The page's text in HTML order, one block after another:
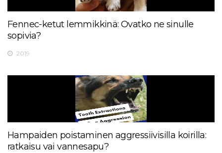
Fennec-ketut lemmikkinä: Ovatko ne sinulle
sopivia?
2019
Hampaiden poistaminen aggressiivisilla koirilla:
ratkaisu vai vannesapu?